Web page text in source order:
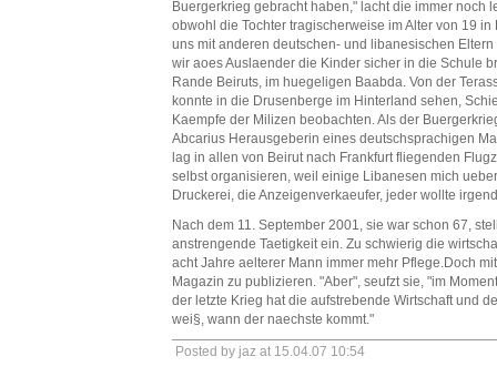
Buergerkrieg gebracht haben," lacht die immer noch
obwohl die Tochter tragischerweise im Alter von 19
uns mit anderen deutschen- und libanesischen
wir aoes Auslaender die Kinder sicher in die Schule
Rande Beiruts, im huegeligen Baabda. Von der
konnte in die Drusenberge im Hinterland sehen,
Kaempfe der Milizen beobachten. Als der
Abcarius Herausgeberin eines deutschsprachigen
lag in allen von Beirut nach Frankfurt fliegenden
selbst organisieren, weil einige Libanesen mich
Druckerei, die Anzeigenverkaeufer, jeder wollte
Nach dem 11. September 2001, sie war schon 67,
anstrengende Taetigkeit ein. Zu schwierig die
acht Jahre aelterer Mann immer mehr Pflege.Doch
Magazin zu publizieren. "Aber", seufzt sie, "im
der letzte Krieg hat die aufstrebende Wirtschaft und
wei§, wann der naechste kommt."
Posted by jaz at 15.04.07 10:54